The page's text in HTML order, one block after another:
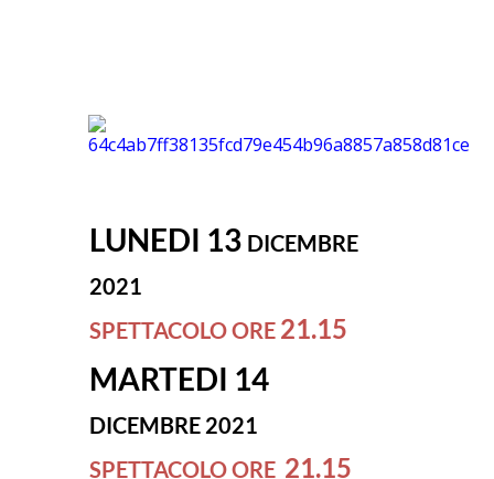
LUNEDI 13 DICEMBRE
2021
SPETTACOLO ORE 21.15
MARTEDI 14
DICEMBRE 2021
SPETTACOLO ORE 21.15